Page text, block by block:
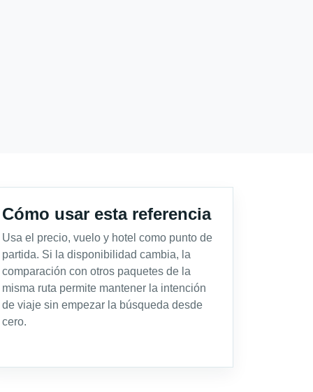
Cómo usar esta referencia
Usa el precio, vuelo y hotel como punto de
partida. Si la disponibilidad cambia, la
comparación con otros paquetes de la
misma ruta permite mantener la intención
de viaje sin empezar la búsqueda desde
cero.